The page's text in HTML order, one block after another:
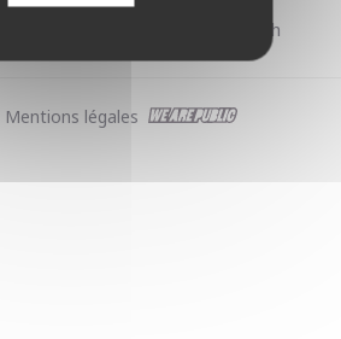
de 8h à 12h et de 14h à 18h
Mentions légales